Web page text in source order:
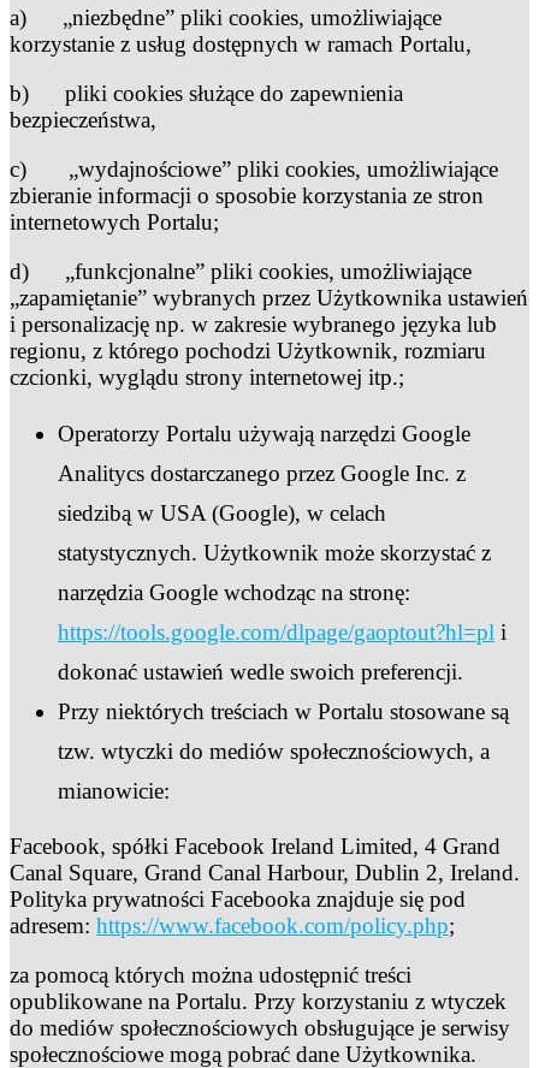
a) „niezbędne” pliki cookies, umożliwiające
korzystanie z usług dostępnych w ramach Portalu,
b) pliki cookies służące do zapewnienia
bezpieczeństwa,
c) „wydajnościowe” pliki cookies, umożliwiające
zbieranie informacji o sposobie korzystania ze stron
internetowych Portalu;
d) „funkcjonalne” pliki cookies, umożliwiające
„zapamiętanie” wybranych przez Użytkownika ustawień
i personalizację np. w zakresie wybranego języka lub
regionu, z którego pochodzi Użytkownik, rozmiaru
czcionki, wyglądu strony internetowej itp.;
Operatorzy Portalu używają narzędzi Google
Analitycs dostarczanego przez Google Inc. z
siedzibą w USA (Google), w celach
statystycznych. Użytkownik może skorzystać z
narzędzia Google wchodząc na stronę:
https://tools.google.com/dlpage/gaoptout?hl=pl i
dokonać ustawień wedle swoich preferencji.
Przy niektórych treściach w Portalu stosowane są
tzw. wtyczki do mediów społecznościowych, a
mianowicie:
Facebook, spółki Facebook Ireland Limited, 4 Grand
Canal Square, Grand Canal Harbour, Dublin 2, Ireland.
Polityka prywatności Facebooka znajduje się pod
adresem: https://www.facebook.com/policy.php;
za pomocą których można udostępnić treści
opublikowane na Portalu. Przy korzystaniu z wtyczek
do mediów społecznościowych obsługujące je serwisy
społecznościowe mogą pobrać dane Użytkownika.